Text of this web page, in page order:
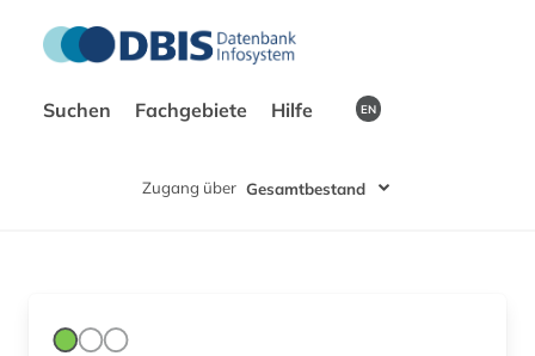
Suchen Fachgebiete Hilfe EN
Zugang über Gesamtbestand